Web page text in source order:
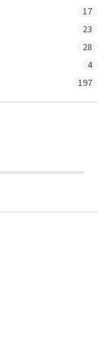
17
23
28
4
197